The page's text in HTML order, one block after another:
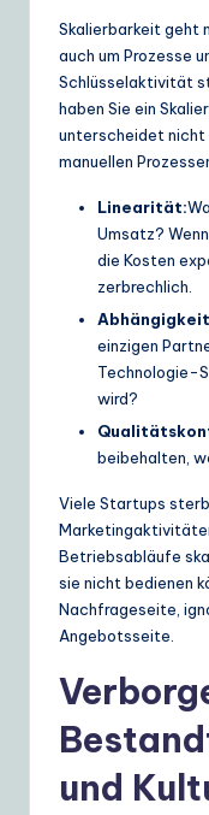
Skalierbarkeit geht
auch um Prozesse
Schlüsselaktivität
haben Sie ein
unterscheidet nicht
manuellen
Linearität:
Umsatz?
die Kosten
zerbrechlich.
einzigen
Technologie-
wird?
beibehalten,
Viele Startups
Betriebsabläufe
sie nicht bedienen
Nachfrageseite,
Angebotsseite.
und